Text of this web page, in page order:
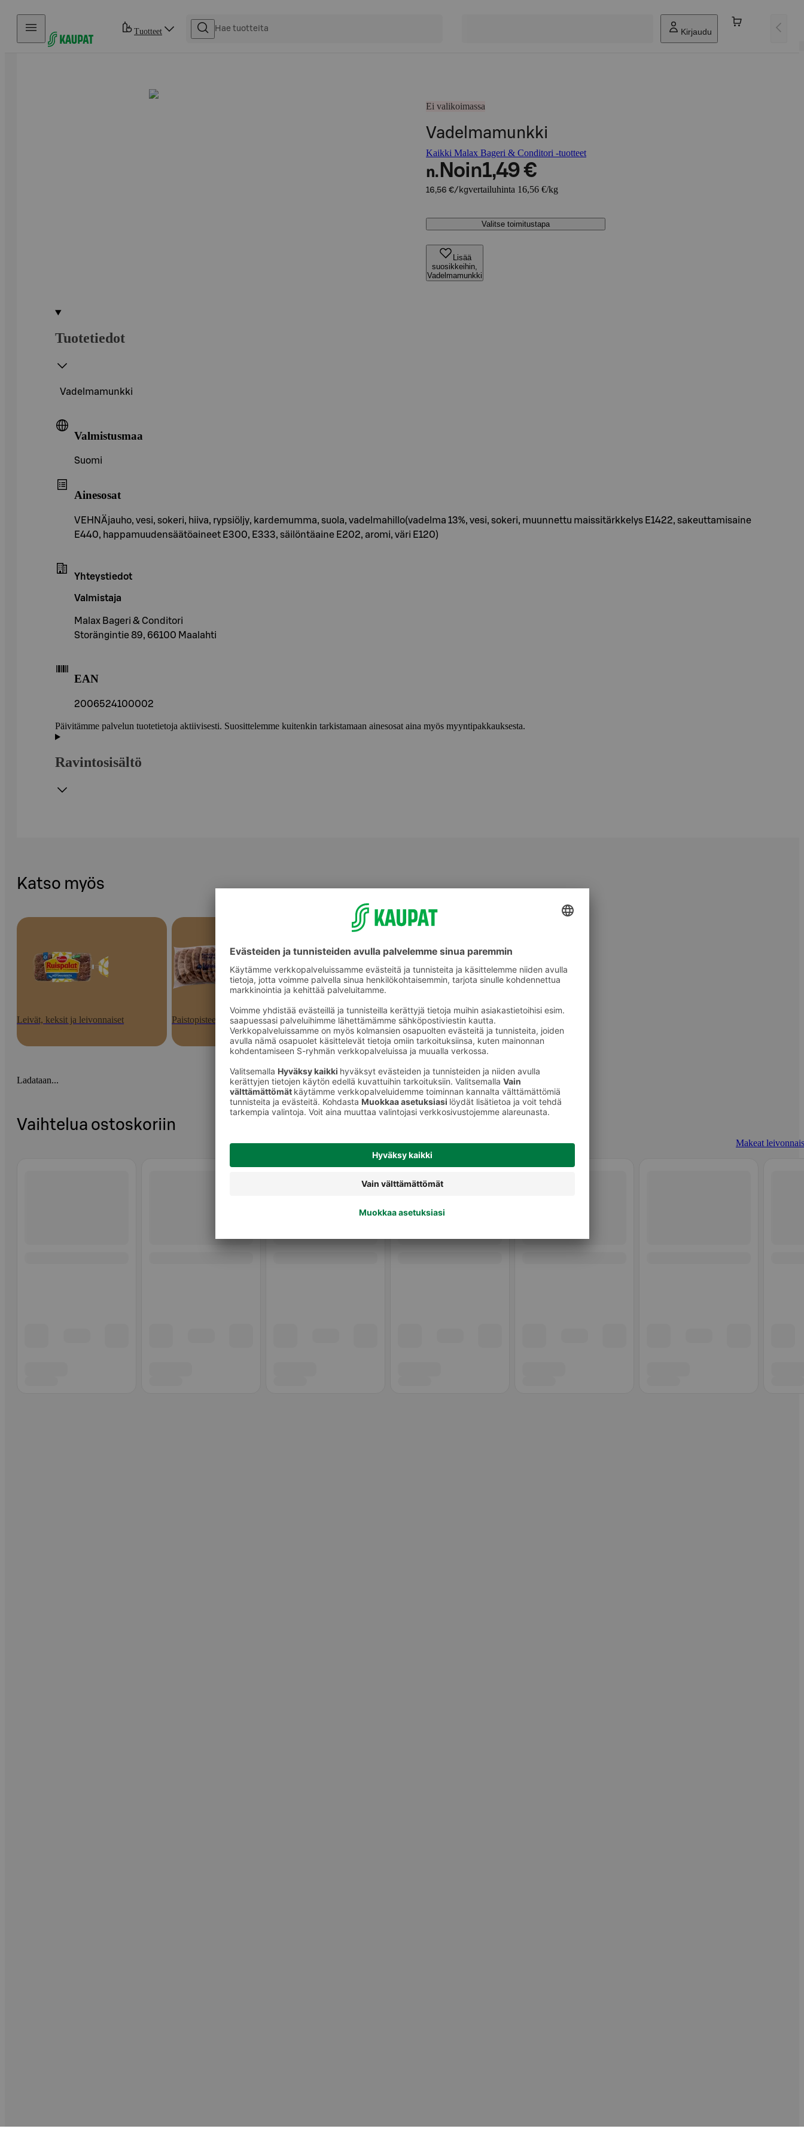
Hyppää sisältöön
Tuotteet Kirjaudu
Ei valikoimassa
Vadelmamunkki
Kaikki Malax Bageri & Conditori -tuotteet
n. Noin1,49 €
16,56 €/kgvertailuhinta 16,56 €/kg
Valitse toimitustapa
Lisää
suosikkeihin,
Vadelmamunkki
Tuotetiedot
Vadelmamunkki
Valmistusmaa
Suomi
Ainesosat
VEHNÄjauho, vesi, sokeri, hiiva, rypsiöljy, kardemumma, suola, vadelmahillo(vadelma 13%, vesi, sokeri, muunnettu maissitärkkelys E1422, sakeuttamisaine
E440, happamuudensäätöaineet E300, E333, säilöntäaine E202, aromi, väri E120)
Yhteystiedot
Valmistaja
Malax Bageri & Conditori
Storängintie 89, 66100 Maalahti
EAN
2006524100002
Päivitämme palvelun tuotetietoja aktiivisesti. Suosittelemme kuitenkin tarkistamaan ainesosat aina myös myyntipakkauksesta.
Ravintosisältö
Katso myös
Leivät, keksit ja leivonnaiset Paistopisteen tuotteet Makeat leivonnaiset
Ladataan...
Vaihtelua ostoskoriin
Makeat